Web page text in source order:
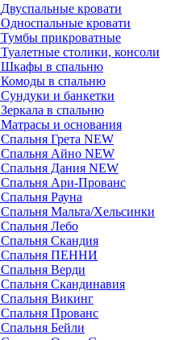
Двуспальные кровати
Односпальные кровати
Тумбы прикроватные
Туалетные столики, консоли
Шкафы в спальню
Комоды в спальню
Сундуки и банкетки
Зеркала в спальню
Матрасы и основания
Спальня Грета NEW
Спальня Айно NEW
Спальня Дания NEW
Спальня Ари-Прованс
Спальня Рауна
Спальня Мальта/Хельсинки
Спальня Лебо
Спальня Скандия
Спальня ПЕННИ
Спальня Верди
Спальня Скандинавия
Спальня Викинг
Спальня Прованс
Спальня Бейли